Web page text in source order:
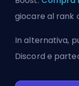
giocare al rank
In alternativa,
Discord e